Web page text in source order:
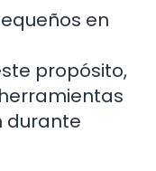
en
propósito,
durante